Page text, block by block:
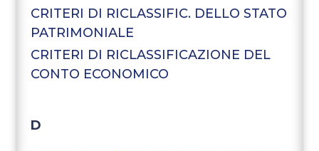
CRITERI DI RICLASSIFIC. DELLO STATO
PATRIMONIALE
CRITERI DI RICLASSIFICAZIONE DEL
CONTO ECONOMICO
D